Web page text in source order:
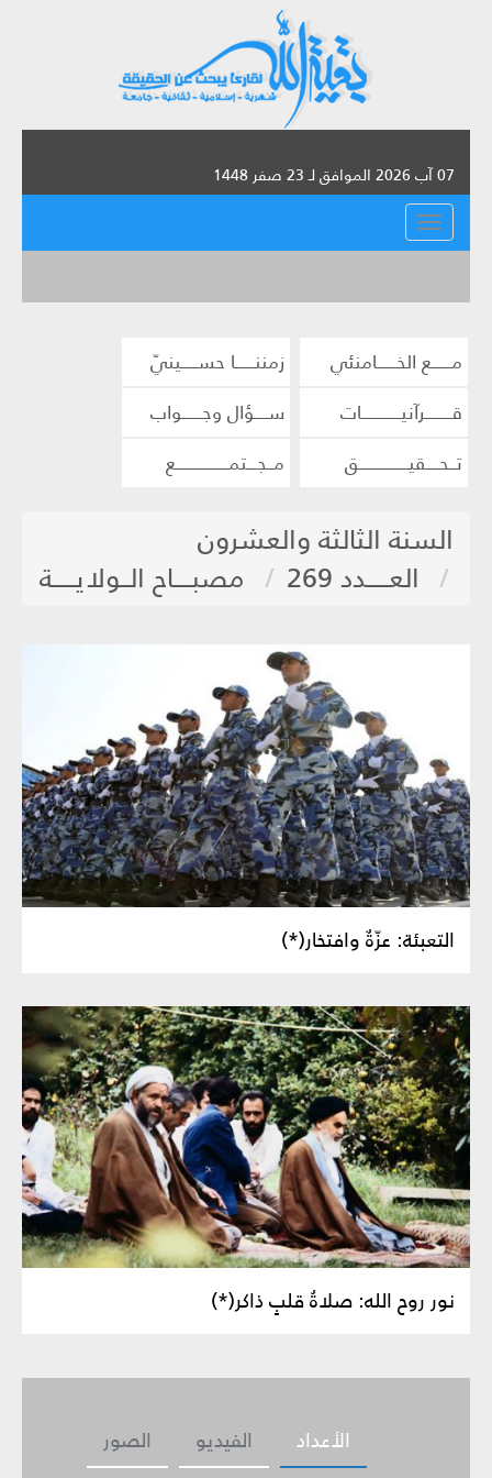
07 آب 2026 الموافق لـ 23 صفر 1448
القائمة
مــــــع الخــــــامنئي
زمننــــــا حســـــينيّ
قــــــــرآنيــــــــــــات
ســــؤال وجــــــواب
تــحــــقيـــــــــــــــق
مــجـــتمــــــــــــــــع
السنة الثالثة والعشرون
العـــــدد 269
مصبــــاح الــولايـــــة
التعبئة: عزّةٌ وافتخار(*)
نور روح الله: صلاةُ قلبٍ ذاكر(*)
الصور الفيديو الأعداد